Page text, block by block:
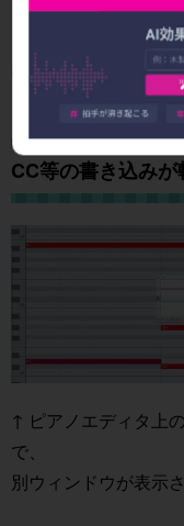
た。
DTM初心者の方でも
ることができます。
CC等の書き込みが
↑ ピアノエディタ上
で、
別ウィンドウが表示